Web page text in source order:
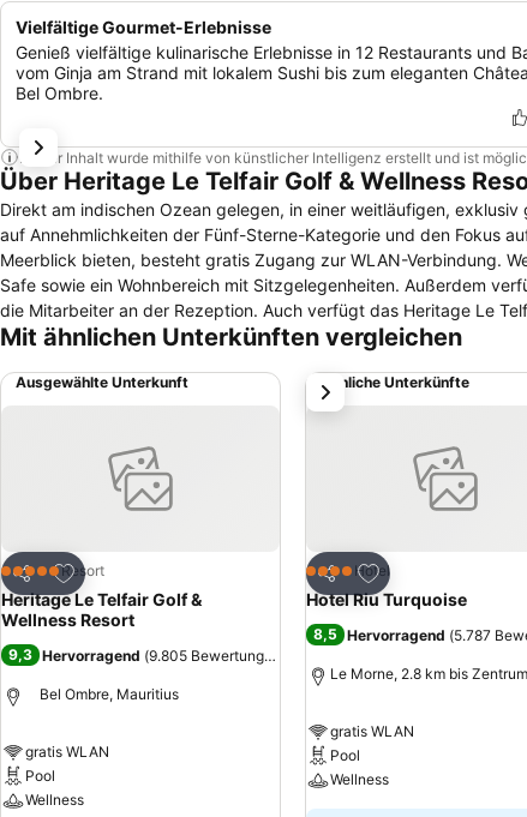
Vielfältige Gourmet-Erlebnisse
Genieß vielfältige kulinarische Erlebnisse in 12 Restaurants und
vom Ginja am Strand mit lokalem Sushi bis zum eleganten
Bel Ombre.
Dieser Inhalt wurde mithilfe von künstlicher Intelligenz erstellt und ist
Über Heritage Le Telfair Golf & Wellness
Direkt am indischen Ozean gelegen, in einer weitläufigen,
auf Annehmlichkeiten der Fünf-Sterne-Kategorie und den Fokus auf Wohlbefinden und
Meerblick bieten, besteht gratis Zugang zur WLAN-Verbindung.
Safe sowie ein Wohnbereich mit Sitzgelegenheiten. Außerdem verfügt jede Wohneinheit über eine möblierte Veranda. Rund um die Uhr erreichbar sind
die Mitarbeiter an der Rezeption. Auch verfügt das Heritage Le
dazugehörigen Wellnessbereich. Außerdem gehören zum Hotel
Vorhanden sind unter anderem das Annabella´s, das Gin´Ja mit
Mit ähnlichen Unterkünften vergleichen
Ausgewählte Unterkunft
Teilen
Zu Favoriten hinzufügen
5 Sterne Resort
Heritage Le Telfair Golf &
Wellness Resort
9,3 Hervorragend (9.805 Bewertungen
Bel Ombre, Mauritius
gratis WLAN
Pool
Wellness
Ähnliche Unterkünfte
Teilen
Zu Favoriten
4 SterneHotel
Hotel Riu Turquoise
8,5 Hervorragend (5.787
Le Morne, 2.8 km bis Zentrum
gratis WLAN
Pool
Wellness
weiter